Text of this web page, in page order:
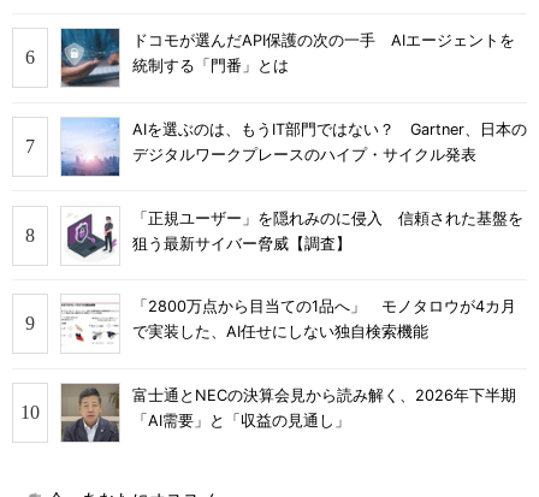
ドコモが選んだAPI保護の次の一手 AIエージェントを
統制する「門番」とは
AIを選ぶのは、もうIT部門ではない？ Gartner、日本の
デジタルワークプレースのハイプ・サイクル発表
「正規ユーザー」を隠れみのに侵入 信頼された基盤を
狙う最新サイバー脅威【調査】
「2800万点から目当ての1品へ」 モノタロウが4カ月
で実装した、AI任せにしない独自検索機能
富士通とNECの決算会見から読み解く、2026年下半期
「AI需要」と「収益の見通し」